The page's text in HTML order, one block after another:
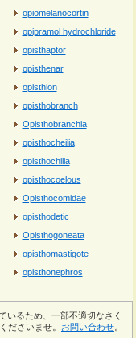
opiomelanocortin
opipramol hydrochloride
opisthaptor
opisthenar
opisthion
opisthobranch
Opisthobranchia
opisthocheilia
opisthochilia
opisthocoelous
Opisthocomidae
opisthodetic
Opisthogoneata
opisthomastigote
opisthonephros
いるため、一部不適切なさく
ださいませ。 お問い合わせ